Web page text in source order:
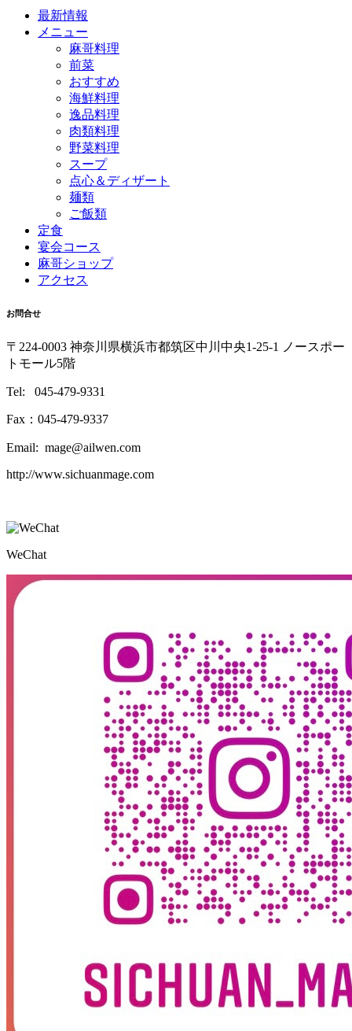
最新情報
メニュー
麻哥料理
前菜
おすすめ
海鮮料理
逸品料理
肉類料理
野菜料理
スープ
点心＆ディザート
麺類
ご飯類
定食
宴会コース
麻哥ショップ
アクセス
お問合せ
〒224-0003 神奈川県横浜市都筑区中川中央1-25-1 ノースポー
トモール5階
Tel: 045-479-9331
Fax：045-479-9337
Email: mage@ailwen.com
http://www.sichuanmage.com
WeChat